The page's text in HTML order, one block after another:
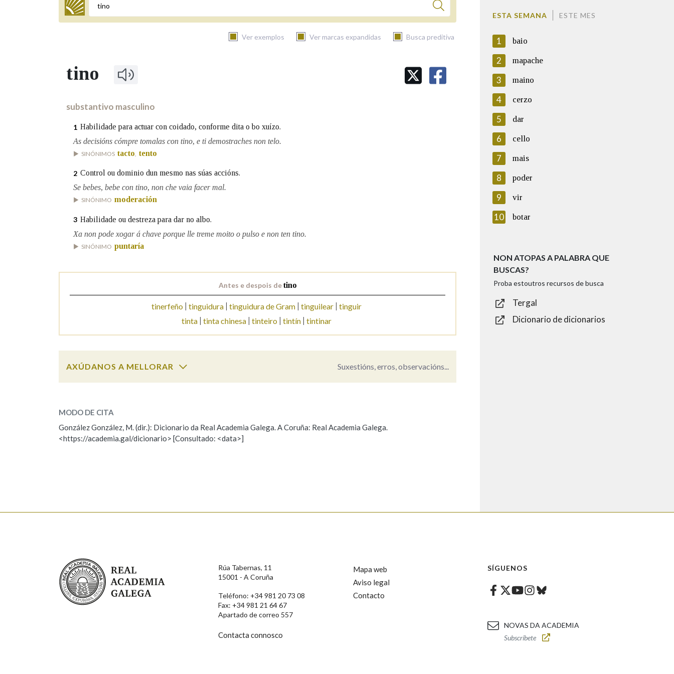
Termo a buscar
Ver exemplos Ver marcas expandidas Busca preditiva
BUSCAR NOS LEMAS
Remata por Nos exemplos
OUTRAS OPCIÓNS DE BUSCA
Marcas gramaticais
AXUDA NA BUSCA LIMPAR BUSCA
tino
substantivo masculino
1 Habilidade para actuar con coidado, conforme dita o bo xuízo.
As decisións cómpre tomalas con tino, e ti demostraches non telo.
SINÓNIMOS tacto, tento
2 Control ou dominio dun mesmo nas súas accións.
Se bebes, bebe con tino, non che vaia facer mal.
SINÓNIMO moderación
3 Habilidade ou destreza para dar no albo.
Xa non pode xogar á chave porque lle treme moito o pulso e non ten tino.
SINÓNIMO puntaría
Antes e despois detino
tinerfeño tinguidura tinguidura de Gram tinguilear
tinguir
tinta
tinta chinesa tinteiro tintín tintinar
AXÚDANOS A MELLORAR Suxestións, erros, observacións...
ESCOLLE UNHA OPCIÓN:
Observación Hai un erro na palabra Propoño mellorar a definición
Comentario
MODO DE CITA
González González, M. (dir.): Dicionario da Real Academia Galega. A Coruña: Real Academia Galega.
<https://academia.gal/dicionario> [Consultado: <data>]
ESTA SEMANA ESTE MES
1 baio
2 mapache
3 maino
4 cerzo
5 dar
6 cello
7 mais
8 poder
9 vir
10 botar
NON ATOPAS A PALABRA QUE
BUSCAS?
Proba estoutros recursos de busca
Tergal
Dicionario de dicionarios
Real Academia Galega
Rúa Tabernas, 11
15001 - A Coruña
Teléfono: +34 981 20 73 08
Fax: +34 981 21 64 67
Apartado de correo 557
Contacta connosco
Mapa web
Aviso legal
Contacto
SÍGUENOS
Facebook
Twitter
Youtube
Instagram
Bluesky
NOVAS DA ACADEMIA
Subscríbete